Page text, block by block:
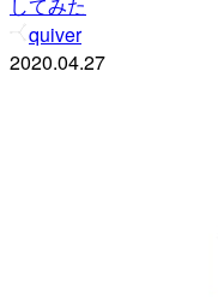
quiver
2020.04.27